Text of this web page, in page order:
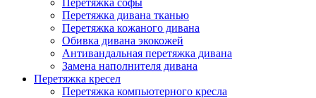
Перетяжка софы
Перетяжка дивана тканью
Перетяжка кожаного дивана
Обивка дивана экокожей
Антивандальная перетяжка дивана
Замена наполнителя дивана
Перетяжка кресел
Перетяжка компьютерного кресла